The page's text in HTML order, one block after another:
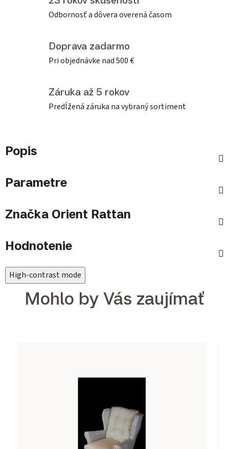
Odbornosť a dôvera overená časom
Doprava zadarmo
Pri objednávke nad 500 €
Záruka až 5 rokov
Predĺžená záruka na vybraný sortiment
Popis
Parametre
Značka Orient Rattan
Hodnotenie
High-contrast mode
Mohlo by Vás zaujímať